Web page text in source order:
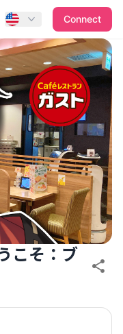
ド
Connect
こそ：ブ